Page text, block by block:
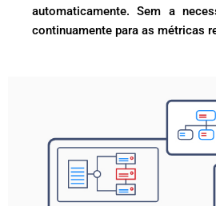
automaticamente. Sem a
continuamente para as métricas